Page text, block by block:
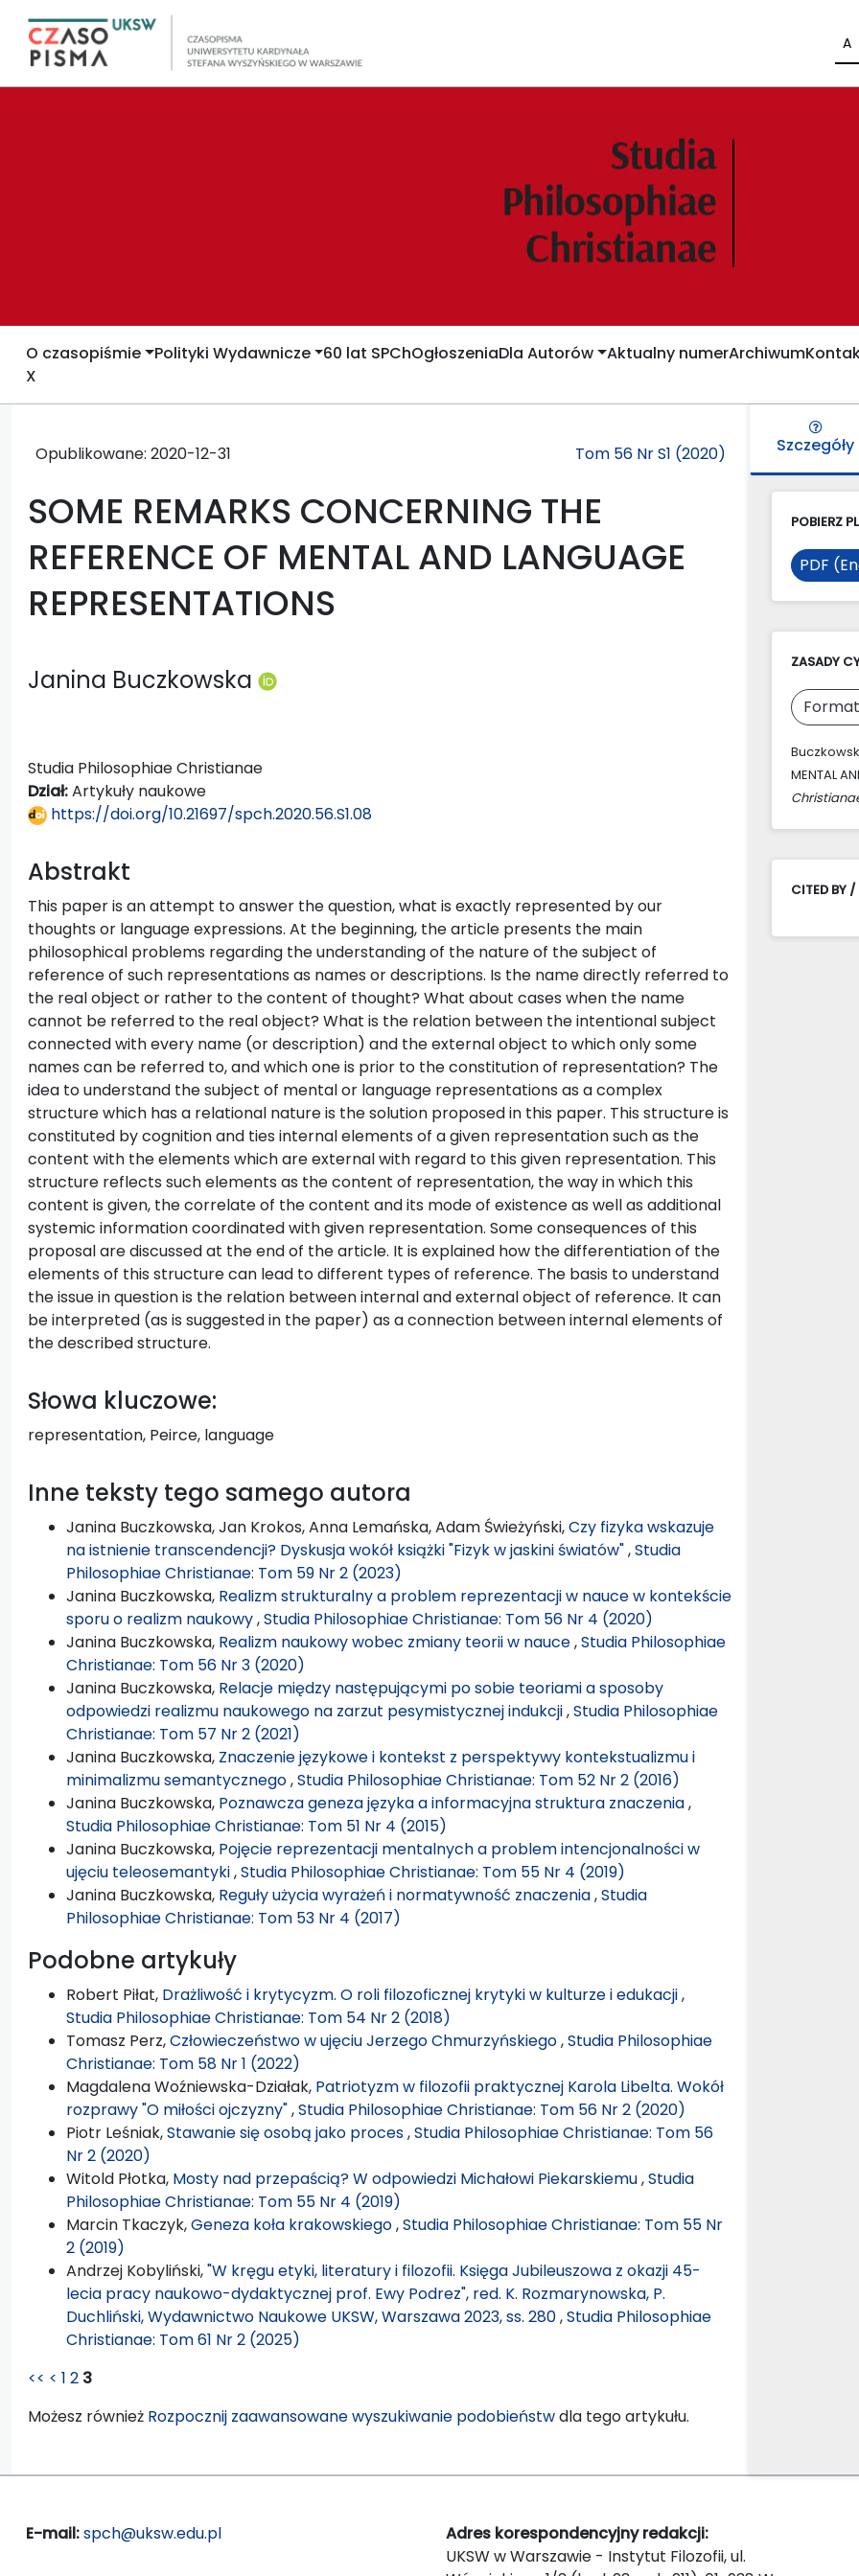
A
O czasopiśmie Polityki Wydawnicze 60 lat SPChOgłoszeniaDla Autorów Aktualny numerArchiwum
X
Opublikowane: 2020-12-31 Tom 56 Nr S1 (2020)
SOME REMARKS CONCERNING THE
REFERENCE OF MENTAL AND LANGUAGE
REPRESENTATIONS
Janina Buczkowska
Studia Philosophiae Christianae
Dział:Artykuły naukowe
https://doi.org/10.21697/spch.2020.56.S1.08
Abstrakt
This paper is an attempt to answer the question, what is exactly represented by our
thoughts or language expressions. At the beginning, the article presents the main
philosophical problems regarding the understanding of the nature of the subject of
reference of such representations as names or descriptions. Is the name directly referred to
the real object or rather to the content of thought? What about cases when the name
cannot be referred to the real object? What is the relation between the intentional subject
connected with every name (or description) and the external object to which only some
names can be referred to, and which one is prior to the constitution of representation? The
idea to understand the subject of mental or language representations as a complex
structure which has a relational nature is the solution proposed in this paper. This structure is
constituted by cognition and ties internal elements of a given representation such as the
content with the elements which are external with regard to this given representation. This
structure reflects such elements as the content of representation, the way in which this
content is given, the correlate of the content and its mode of existence as well as additional
systemic information coordinated with given representation. Some consequences of this
proposal are discussed at the end of the article. It is explained how the differentiation of the
elements of this structure can lead to different types of reference. The basis to understand
the issue in question is the relation between internal and external object of reference. It can
be interpreted (as is suggested in the paper) as a connection between internal elements of
the described structure.
Słowa kluczowe:
representation, Peirce, language
Inne teksty tego samego autora
Janina Buczkowska, Jan Krokos, Anna Lemańska, Adam Świeżyński,Czy fizyka wskazuje
na istnienie transcendencji? Dyskusja wokół książki "Fizyk w jaskini światów",Studia
Philosophiae Christianae: Tom 59 Nr 2 (2023)
Janina Buczkowska, Realizm strukturalny a problem reprezentacji w nauce w kontekście
sporu o realizm naukowy,Studia Philosophiae Christianae: Tom 56 Nr 4 (2020)
Janina Buczkowska, Realizm naukowy wobec zmiany teorii w nauce,Studia Philosophiae
Christianae: Tom 56 Nr 3 (2020)
Janina Buczkowska, Relacje między następującymi po sobie teoriami a sposoby
odpowiedzi realizmu naukowego na zarzut pesymistycznej indukcji,Studia Philosophiae
Christianae: Tom 57 Nr 2 (2021)
Janina Buczkowska, Znaczenie językowe i kontekst z perspektywy kontekstualizmu i
minimalizmu semantycznego,Studia Philosophiae Christianae: Tom 52 Nr 2 (2016)
Janina Buczkowska, Poznawcza geneza języka a informacyjna struktura znaczenia,
Studia Philosophiae Christianae: Tom 51 Nr 4 (2015)
Janina Buczkowska, Pojęcie reprezentacji mentalnych a problem intencjonalności w
ujęciu teleosemantyki,Studia Philosophiae Christianae: Tom 55 Nr 4 (2019)
Janina Buczkowska, Reguły użycia wyrażeń i normatywność znaczenia,Studia
Philosophiae Christianae: Tom 53 Nr 4 (2017)
Podobne artykuły
Robert Piłat, Drażliwość i krytycyzm. O roli filozoficznej krytyki w kulturze i edukacji,
Studia Philosophiae Christianae: Tom 54 Nr 2 (2018)
Tomasz Perz,Człowieczeństwo w ujęciu Jerzego Chmurzyńskiego,Studia Philosophiae
Christianae: Tom 58 Nr 1 (2022)
Magdalena Woźniewska-Działak, Patriotyzm w filozofii praktycznej Karola Libelta. Wokół
rozprawy "O miłości ojczyzny",Studia Philosophiae Christianae: Tom 56 Nr 2 (2020)
Piotr Leśniak,Stawanie się osobą jako proces,Studia Philosophiae Christianae: Tom 56
Nr 2 (2020)
Witold Płotka, Mosty nad przepaścią? W odpowiedzi Michałowi Piekarskiemu,Studia
Philosophiae Christianae: Tom 55 Nr 4 (2019)
Marcin Tkaczyk,Geneza koła krakowskiego,Studia Philosophiae Christianae: Tom 55 Nr
2 (2019)
Andrzej Kobyliński,"W kręgu etyki, literatury i filozofii. Księga Jubileuszowa z okazji 45-
lecia pracy naukowo-dydaktycznej prof. Ewy Podrez", red. K. Rozmarynowska, P.
Duchliński, Wydawnictwo Naukowe UKSW, Warszawa 2023, ss. 280,Studia Philosophiae
Christianae: Tom 61 Nr 2 (2025)
<< < 1 2 3
Możesz również Rozpocznij zaawansowane wyszukiwanie podobieństwdla tego artykułu.
Szczegóły
POBIERZ
PDF
ZASADY
MENTAL
CITED BY /
E-mail:spch@uksw.edu.pl
Adres korespondencyjny redakcji:
UKSW w Warszawie - Instytut Filozofii, ul.